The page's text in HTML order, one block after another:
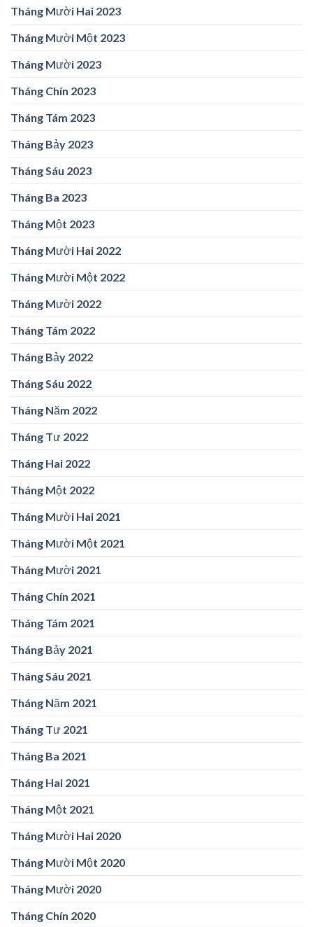
Tháng Mười Hai 2023
Tháng Mười Một 2023
Tháng Mười 2023
Tháng Chín 2023
Tháng Tám 2023
Tháng Bảy 2023
Tháng Sáu 2023
Tháng Ba 2023
Tháng Một 2023
Tháng Mười Hai 2022
Tháng Mười Một 2022
Tháng Mười 2022
Tháng Tám 2022
Tháng Bảy 2022
Tháng Sáu 2022
Tháng Năm 2022
Tháng Tư 2022
Tháng Hai 2022
Tháng Một 2022
Tháng Mười Hai 2021
Tháng Mười Một 2021
Tháng Mười 2021
Tháng Chín 2021
Tháng Tám 2021
Tháng Bảy 2021
Tháng Sáu 2021
Tháng Năm 2021
Tháng Tư 2021
Tháng Ba 2021
Tháng Hai 2021
Tháng Một 2021
Tháng Mười Hai 2020
Tháng Mười Một 2020
Tháng Mười 2020
Tháng Chín 2020